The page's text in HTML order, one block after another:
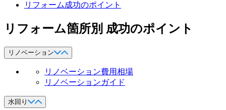
リフォーム成功のポイント
リフォーム箇所別 成功のポイント
リノベーション
リノベーション費用相場
リノベーションガイド
水回り